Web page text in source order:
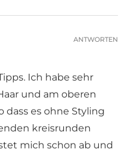
Ich habe sehr
und am oberen
dass es ohne Styling
kreisrunden
mich schon ab und
ANTWORTEN